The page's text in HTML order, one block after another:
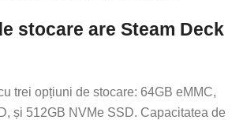
stocare are Steam Deck
trei opțiuni de stocare: 64GB eMMC,
și 512GB NVMe SSD. Capacitatea de